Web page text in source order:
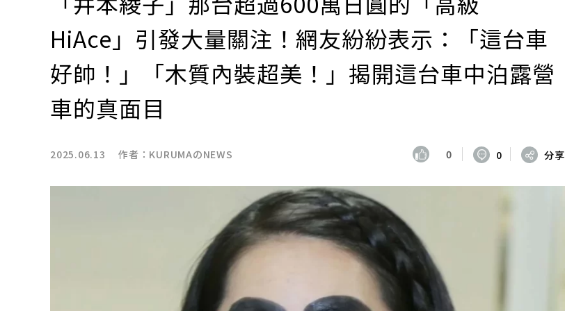
HiAce」引發大量關注！網友紛紛表示：「這台車
好帥！」「木質內裝超美！」揭開這台車中泊露營
車的真面目
2025.06.13 作者： KURUMAのNEWS 0 0 分享